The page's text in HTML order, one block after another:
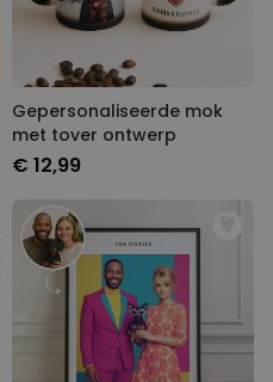
Gepersonaliseerde mok
met tover ontwerp
€ 12,99